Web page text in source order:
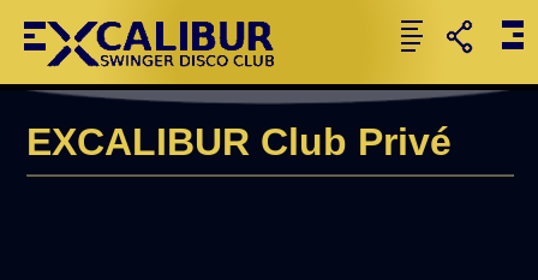
EXCALIBUR Club Privé